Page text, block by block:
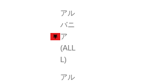
アル
バニ
ア
(ALL
L)
アル